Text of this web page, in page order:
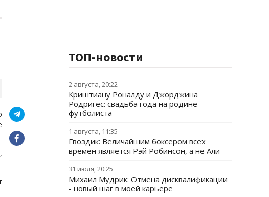
ТОП-новости
2 августа, 20:22
Криштиану Роналду и Джорджина
Родригес: свадьба года на родине
футболиста
1 августа, 11:35
Гвоздик: Величайшим боксером всех
времен является Рэй Робинсон, а не Али
31 июля, 20:25
Михаил Мудрик: Отмена дисквалификации
- новый шаг в моей карьере